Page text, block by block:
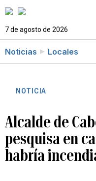
7 de agosto de 2026
Noticias Locales
NOTICIA
Alcalde de
pesquisa en
habría